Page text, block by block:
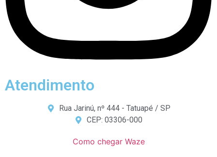
Atendimento
Rua Jarinú, nº 444 - Tatuapé / SP
CEP: 03306-000
Como chegar Waze